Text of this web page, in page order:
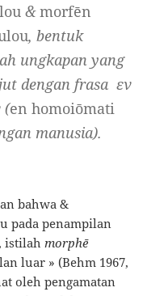
&morfēn
, bentuk
ungkapan yang
dengan frasa εν
(en homoiōmati
manusia).
bahwa &
pada penampilan
istilahmorphē
luar » (Behm 1967,
oleh pengamatan